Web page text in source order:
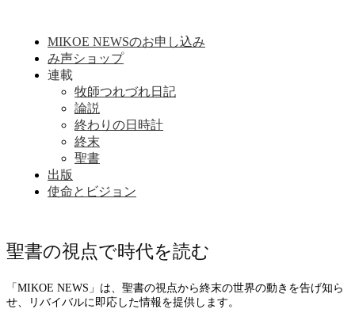
MIKOE NEWSのお申し込み
み声ショップ
連載
牧師つれづれ日記
論説
終わりの日時計
終末
聖書
出版
使命とビジョン
聖書の視点で時代を読む
「MIKOE NEWS」は、聖書の視点から終末の世界の動きを告げ知ら
せ、リバイバルに即応した情報を提供します。